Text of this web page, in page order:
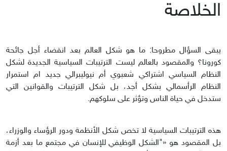
الخلاصة
يبقى السؤال مطروحا: ما هو شكل العالم بعد انقضاء أجل جائحة
كورونا؟ والمقصود بالعالم ليست الترتيبات السياسية الجديدة لشكل
النظام السياسي اشتراكي شعبوي أم نيوليبرالي جديد ام استمرار
النظام الرأسمالي بشكل أجد، بل شكل الترتيبات والقوانين التي
ستدخل في حياة الناس وتؤثر على سلوكهم.
هذه الترتيبات السياسية لا تخص شكل الأنظمة ودور الرؤساء والوزراء،
بل المقصود هو «"الشكل الوظيفي للإنسان في مجتمع ما بعد أزمة